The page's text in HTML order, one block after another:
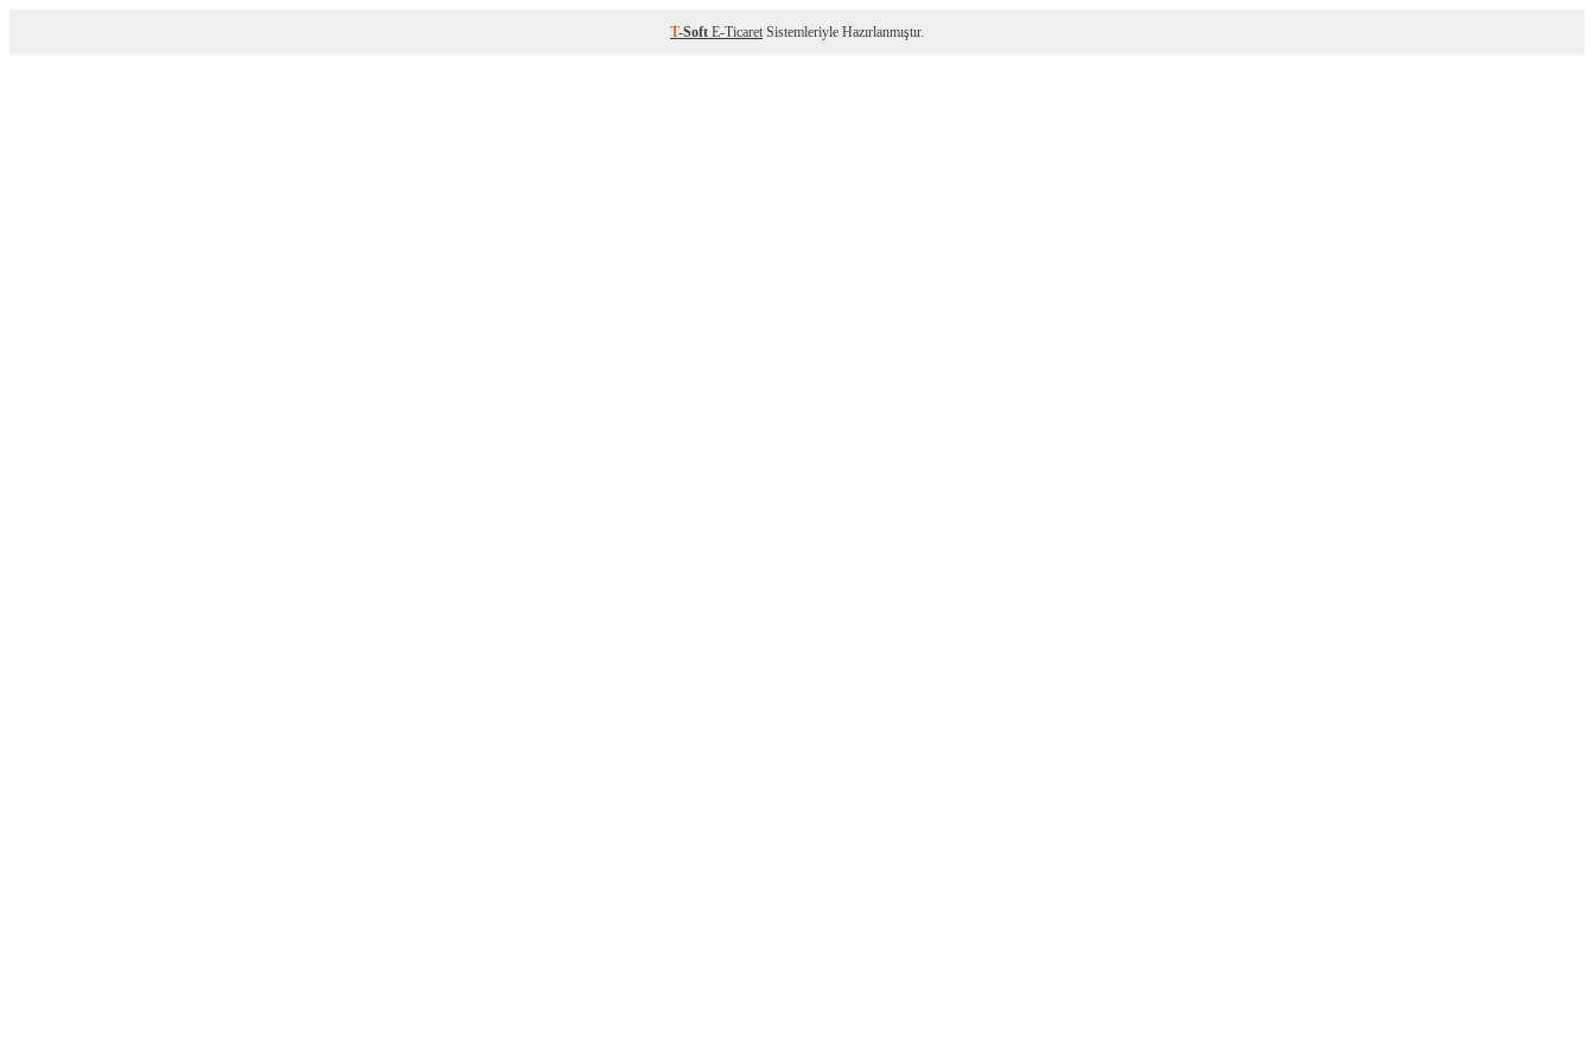
T-Soft E-Ticaret Sistemleriyle Hazırlanmıştır.